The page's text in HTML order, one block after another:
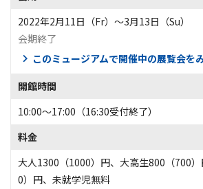
2022年2月11日（Fr）〜3月13日（Su）
会期終了
このミュージアムで開催中の展覧会を
開館時間
10:00～17:00（16:30受付終了）
料金
大人1300（1000）円、大高生800（700
0）円、未就学児無料